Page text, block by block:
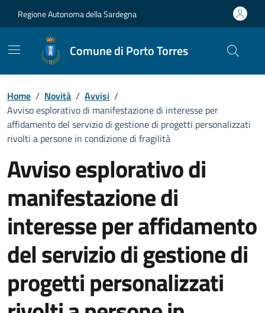
Regione Autonoma della Sardegna
Comune di Porto Torres
Home / Novità / Avvisi /
Avviso esplorativo di manifestazione di interesse per
affidamento del servizio di gestione di progetti personalizzati
rivolti a persone in condizione di fragilità
Avviso esplorativo di
manifestazione di
interesse per affidamento
del servizio di gestione di
progetti personalizzati